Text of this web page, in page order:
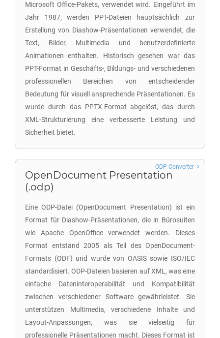
Microsoft Office-Pakets, verwendet wird. Eingeführt im
Jahr 1987, werden PPT-Dateien hauptsächlich zur
Erstellung von Diashow-Präsentationen verwendet, die
Text, Bilder, Multimedia und benutzerdefinierte
Animationen enthalten. Historisch gesehen war das
PPT-Format in Geschäfts-, Bildungs- und verschiedenen
professionellen Bereichen von entscheidender
Bedeutung für visuell ansprechende Präsentationen. Es
wurde durch das PPTX-Format abgelöst, das durch
XML-Strukturierung eine verbesserte Leistung und
Sicherheit bietet.
OpenDocument Presentation
(.odp)
Eine ODP-Datei (OpenDocument Presentation) ist ein
Format für Diashow-Präsentationen, die in Bürosuiten
wie Apache OpenOffice verwendet werden. Dieses
Format entstand 2005 als Teil des OpenDocument-
Formats (ODF) und wurde von OASIS sowie ISO/IEC
standardisiert. ODP-Dateien basieren auf XML, was eine
einfache Dateninteroperabilität und Kompatibilität
zwischen verschiedener Software gewährleistet. Sie
unterstützen Multimedia, verschiedene Inhalte und
Layout-Anpassungen, was sie vielseitig für
professionelle Präsentationen macht. Dieses Format ist
ODP Converter